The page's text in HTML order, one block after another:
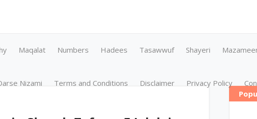
Maqalat Numbers Hadees Tasawwuf Shayeri
Nizami Terms and Conditions Disclaimer Privacy Policy